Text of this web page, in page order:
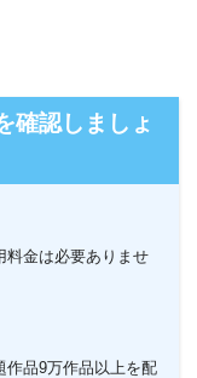
確認しましょ
料金は必要ありませ
作品9万作品以上を配